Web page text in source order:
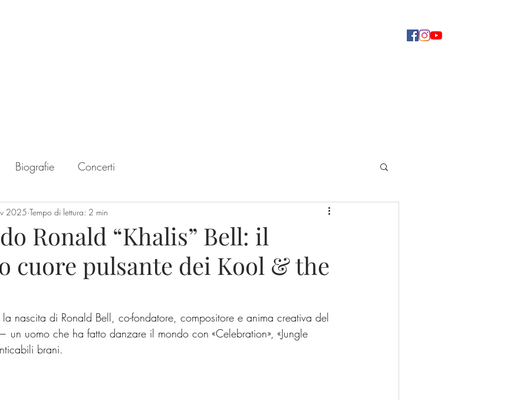
Biografie Concerti
Ronald “Khalis” Bell: il
cuore pulsante dei Kool & the
2025 Tempo di lettura: 2 min
nascita di Ronald Bell, co-fondatore, compositore e anima creativa del
un uomo che ha fatto danzare il mondo con «Celebration», «Jungle
brani.